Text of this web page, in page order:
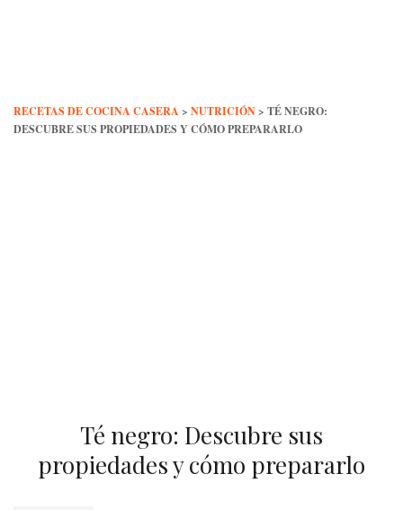
RECETAS DE COCINA CASERA > NUTRICIÓN> TÉ NEGRO:
DESCUBRE SUS PROPIEDADES Y CÓMO PREPARARLO
Té negro: Descubre sus
propiedades y cómo prepararlo